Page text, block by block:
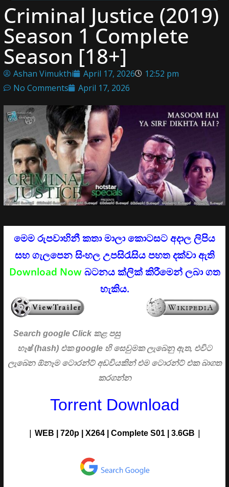
Criminal Justice (2019)
Season 1 Complete
Season [18+]
Ashan Vimukthi April 17, 2026
12:52 pm
No Comments
April 17, 2026
මෙම රුපවාහිනී කතා මාලා කොටසට අදාල ලිපිය
සහ ගැලපෙන සිංහල උපසිරැසිය පහත දක්වා ඇති
Download Nowබටනය ක්ලික් කිරීමෙන් ලබා ගත
හැකිය.
Search google Click කළ පසු
හෑෂ් (hash) එක google හි සෙවුමක ලැබෙනු ඇත, එවිට
ලැබෙන ඕනෑම ටොරන්ට් අඩවියකින් එම ටොරන්ට් එක බාගත
කරගන්න
Torrent Download
| WEB | 720p | X264 | Complete S01| 3.6GB |